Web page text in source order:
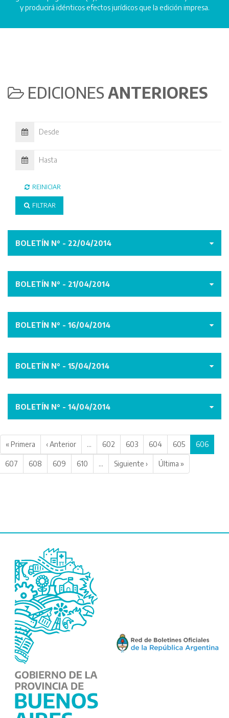
y producirá idénticos efectos jurídicos que la edición impresa.
EDICIONESANTERIORES
REINICIAR
FILTRAR
BOLETÍN N° - 22/04/2014
BOLETÍN N° - 21/04/2014
BOLETÍN N° - 16/04/2014
BOLETÍN N° - 15/04/2014
BOLETÍN N° - 14/04/2014
« Primera ‹ Anterior … 602 603 604 605 606
607 608 609 610 … Siguiente › Última »